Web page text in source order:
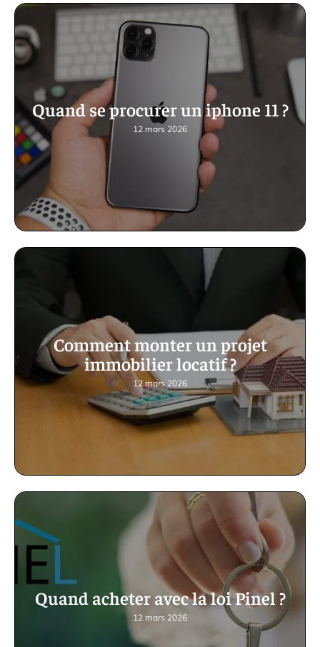
Quand se procurer un iphone 11 ?
12 mars 2026
Comment monter un projet
immobilier locatif ?
12 mars 2026
Quand acheter avec la loi Pinel ?
12 mars 2026